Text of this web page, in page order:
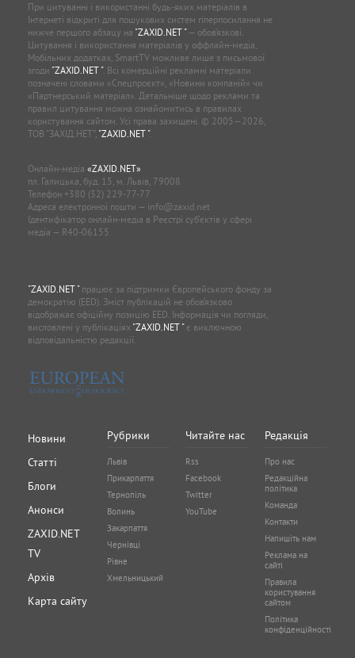
При цитуванні і використанні будь-яких матеріалів в
Інтернеті відкриті для пошукових систем гіперпосилання не
нижче першого абзацу на "ZAXID.NET "— обов’язкові.
Цитування і використання матеріалів у оффлайн-медіа,
Мобільних додатках, SmartTV можливе лише з письмової
згоди "ZAXID.NET ". Всі комерційні рекламні матеріали
позначені словами «Спецпроєкт», «Новини компаній» чи
«Партнерський матеріал». Детальніше щодо реклами та
правил цитування можна ознайомитись в правилах
користування сайтом. Усі права захищені. © 2005—2026,
ТОВ “ЗАХІД.НЕТ”, "ZAXID.NET ".
Онлайн-медіа «ZAXID.NET»
пл. Галицька, буд. 15, м. Львів, 79008
Телефон +380 (32) 229-77-77
Адреса електронної пошти — info@zaxid.net
Ідентифікатор онлайн-медіа в Реєстрі суб'єктів у сфері
медіа — R40-06155
"ZAXID.NET "працює за підтримки Європейського фонду за
демократію (EED). Зміст публікацій не обов’язково
відображає офіційну позицію EED. Інформація чи погляди,
висловлені у публікаціях "ZAXID.NET "є виключною
відповідальністю редакції.
Новини
Статті
Блоги
Анонси
ZAXID.NET
TV
Архів
Карта сайту
Рубрики
Львів
Прикарпаття
Тернопіль
Волинь
Закарпаття
Чернівці
Рівне
Хмельницький
Читайте нас
Rss
Facebook
Twitter
YouTube
Редакція
Про нас
Редакційна
політика
Команда
Контакти
Напишіть нам
Реклама на
сайті
Правила
користування
сайтом
Політика
конфіденційності